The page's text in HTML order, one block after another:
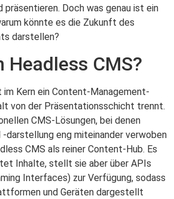
präsentieren. Doch was genau ist ein
könnte es die Zukunft des
darstellen?
Headless CMS?
im Kern ein Content-Management-
von der Präsentationsschicht trennt.
CMS-Lösungen, bei denen
-darstellung eng miteinander verwoben
CMS als reiner Content-Hub. Es
Inhalte, stellt sie aber über APIs
Interfaces) zur Verfügung, sodass
und Geräten dargestellt